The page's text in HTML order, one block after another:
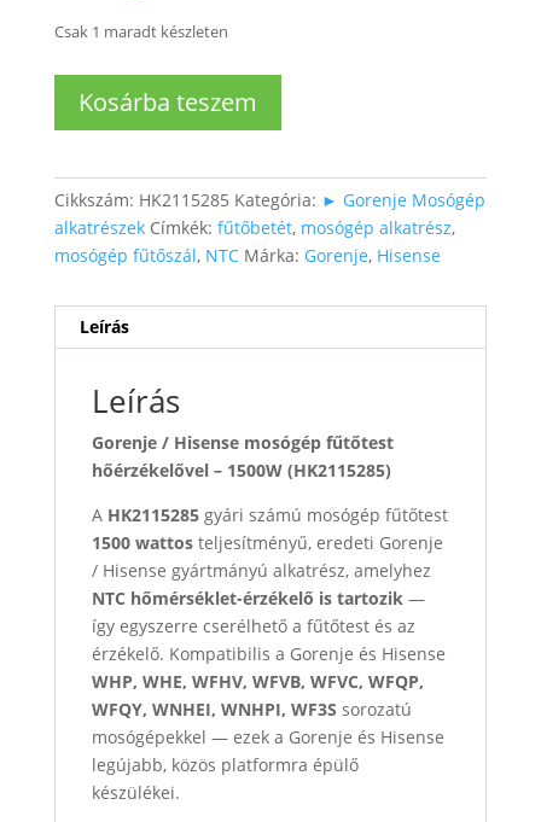
Csak 1 maradt készleten
Mosógép
fűtőtest
mennyiség
Kosárba teszem
Cikkszám: HK2115285 Kategória: ► Gorenje Mosógép
alkatrészek Címkék: fűtőbetét, mosógép alkatrész,
mosógép fűtőszál, NTC Márka: Gorenje, Hisense
Leírás
Leírás
Gorenje / Hisense mosógép fűtőtest
hőérzékelővel – 1500W (HK2115285)
A HK2115285
gyári számú mosógép fűtőtest
1500 wattosteljesítményű, eredeti Gorenje
NTC hőmérséklet-érzékelő is tartozik—
így egyszerre cserélhető a fűtőtest és az
WHP, WHE, WFHV, WFVB, WFVC, WFQP,
WFQY, WNHEI, WNHPI, WF3S sorozatú
mosógépekkel — ezek a Gorenje és Hisense
legújabb, közös platformra épülő
készülékei.